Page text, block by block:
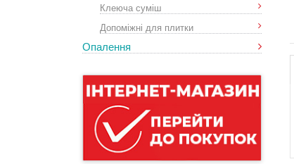
Клеюча суміш
Допоміжні для плитки
Опалення